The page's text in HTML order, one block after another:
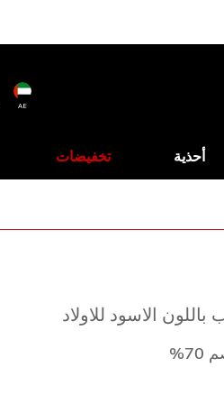
AE
أحذية تخفيضات
الاسود للاولاد